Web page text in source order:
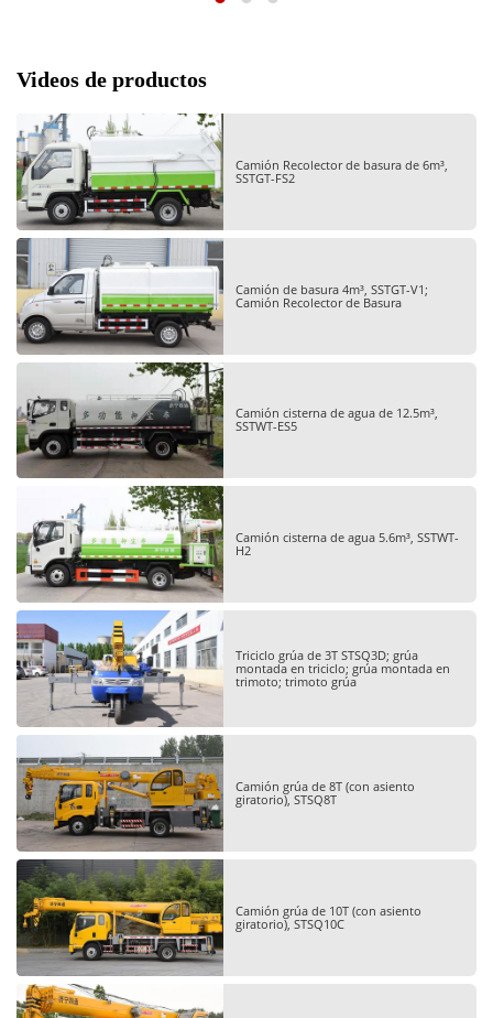
Videos de productos
Camión Recolector de basura de 6m³,
SSTGT-FS2
Camión de basura 4m³, SSTGT-V1;
Camión Recolector de Basura
Camión cisterna de agua de 12.5m³,
SSTWT-ES5
Camión cisterna de agua 5.6m³, SSTWT-
H2
Triciclo grúa de 3T STSQ3D; grúa
montada en triciclo; grúa montada en
trimoto; trimoto grúa
Camión grúa de 8T (con asiento
giratorio), STSQ8T
Camión grúa de 10T (con asiento
giratorio), STSQ10C